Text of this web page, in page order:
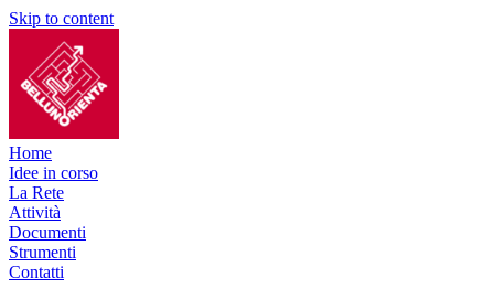
Skip to content
Home
Idee in corso
La Rete
Attività
Documenti
Strumenti
Contatti